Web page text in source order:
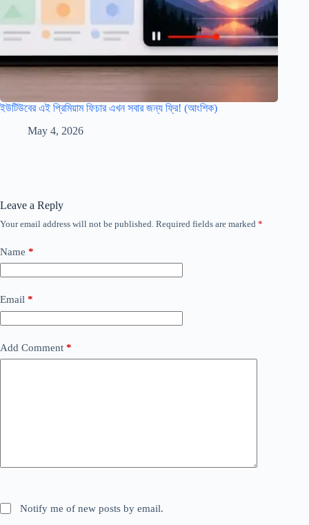
ইউটিউবের এই প্রিমিয়াম ফিচার এখন সবার জন্য ফ্রি! (আংশিক)
May 4, 2026
Leave a Reply
Your email address will not be published. Required fields are marked *
Name *
Email *
Add Comment *
Notify me of new posts by email.